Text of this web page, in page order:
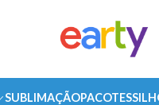
SUBLIMAÇÃOPACOTES